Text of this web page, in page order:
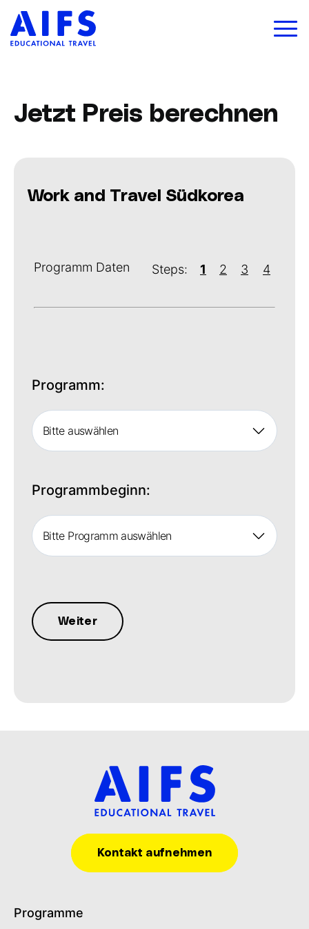
Jetzt Preis berechnen
Work and Travel Südkorea
Programm Daten Steps: 1 2 3 4
Programm:
Bitte auswählen
Programmbeginn:
Bitte Programm auswählen
Kontakt aufnehmen
Programme